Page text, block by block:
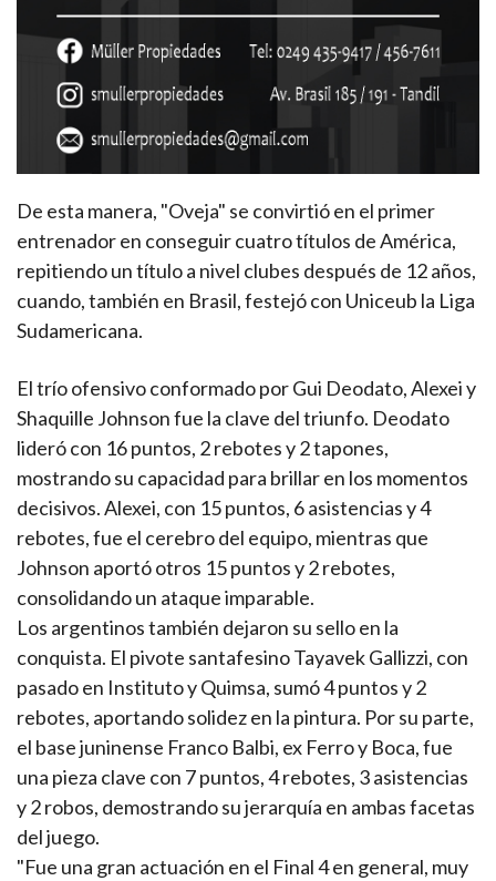
De esta manera, "Oveja" se convirtió en el primer
entrenador en conseguir cuatro títulos de América,
repitiendo un título a nivel clubes después de 12 años,
cuando, también en Brasil, festejó con Uniceub la Liga
Sudamericana.
El trío ofensivo conformado por Gui Deodato, Alexei y
Shaquille Johnson fue la clave del triunfo. Deodato
lideró con 16 puntos, 2 rebotes y 2 tapones,
mostrando su capacidad para brillar en los momentos
decisivos. Alexei, con 15 puntos, 6 asistencias y 4
rebotes, fue el cerebro del equipo, mientras que
Johnson aportó otros 15 puntos y 2 rebotes,
consolidando un ataque imparable.
Los argentinos también dejaron su sello en la
conquista. El pivote santafesino Tayavek Gallizzi, con
pasado en Instituto y Quimsa, sumó 4 puntos y 2
rebotes, aportando solidez en la pintura. Por su parte,
el base juninense Franco Balbi, ex Ferro y Boca, fue
una pieza clave con 7 puntos, 4 rebotes, 3 asistencias
y 2 robos, demostrando su jerarquía en ambas facetas
del juego.
"Fue una gran actuación en el Final 4 en general, muy